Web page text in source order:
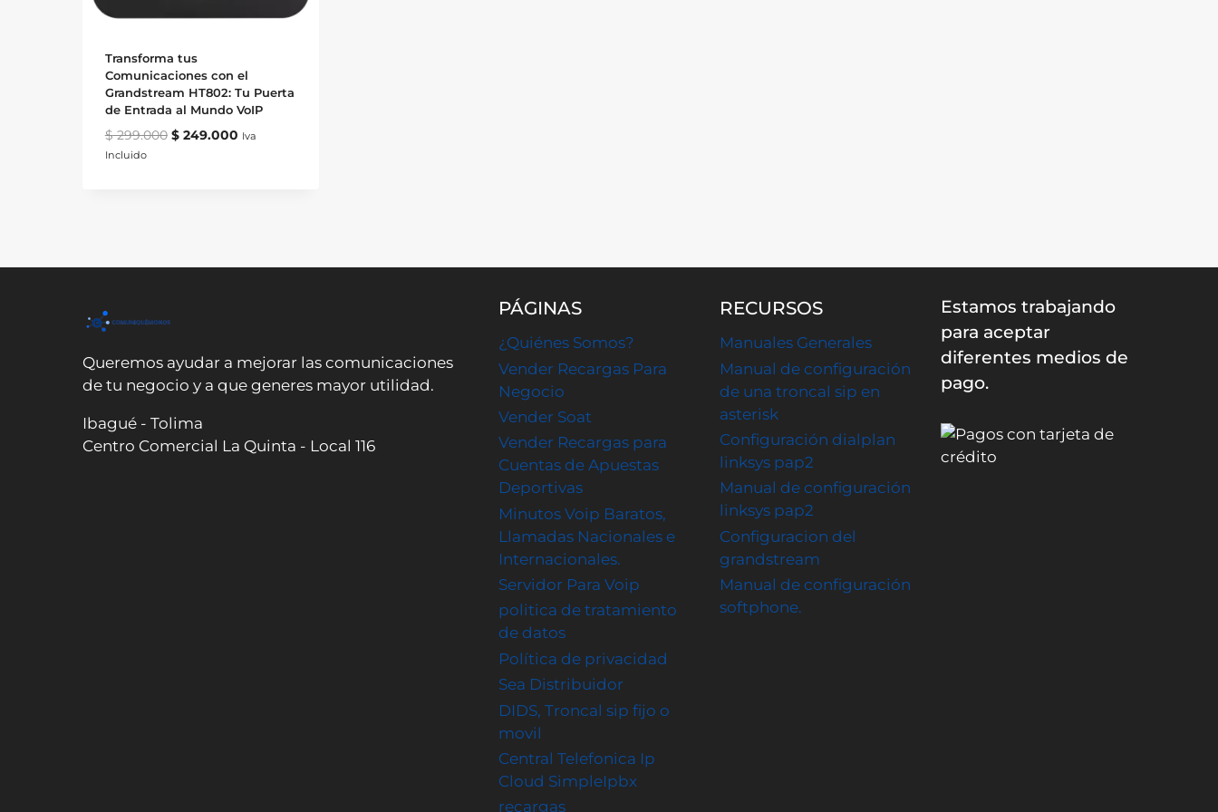
Transforma tus
Comunicaciones con el
Grandstream HT802: Tu Puerta
de Entrada al Mundo VoIP
$299.000 Original
$249.000Current
Iva
Incluido
Queremos ayudar a mejorar las comunicaciones
de tu negocio y a que generes mayor utilidad.
Ibagué - Tolima
Centro Comercial La Quinta - Local 116
PÁGINAS
¿Quiénes Somos?
Vender Recargas Para
Negocio
Vender Soat
Vender Recargas para
Cuentas de Apuestas
Deportivas
Minutos Voip Baratos,
Llamadas Nacionales e
Internacionales.
Servidor Para Voip
politica de tratamiento
de datos
Política de privacidad
Sea Distribuidor
DIDS, Troncal sip fijo o
movil
Central Telefonica Ip
Cloud SimpleIpbx
recargas
RECURSOS
Manuales Generales
Manual de configuración
de una troncal sip en
asterisk
Configuración dialplan
linksys pap2
Manual de configuración
linksys pap2
Configuracion del
grandstream
Manual de configuración
softphone.
Estamos trabajando
para aceptar
diferentes medios de
pago.